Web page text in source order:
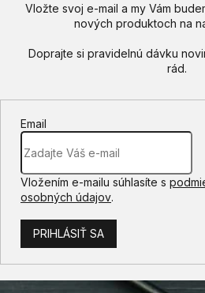
Vložte svoj e-mail a my Vám
nových produktoch na
Email
Vložením e-mailu súhlasíte s
osobných údajov.
PRIHLÁSIŤ SA